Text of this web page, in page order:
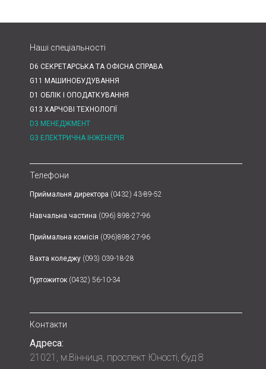
Наші спеціальності
D6 СЕКРЕТАРСЬКА ТА ОФІСНА СПРАВА
G11 МАШИНОБУДУВАННЯ
D1 ОБЛІК І ОПОДАТКУВАННЯ
G13 ХАРЧОВІ ТЕХНОЛОГІЇ
D3 МЕНЕДЖМЕНТ
G3 ЕЛЕКТРИЧНА ІНЖЕНЕРІЯ
Телефони
Приймальня директора (0432) 43-89-52
Навчальна частина (096) 898-27-96
Приймальна комісія (096)898-27-96
Вахта коледжу (093) 039-18-28
Гуртожиток (0432) 56-10-34
Контакти
Адреса:
21021, м.Вінниця, проспект Юності, буд 8